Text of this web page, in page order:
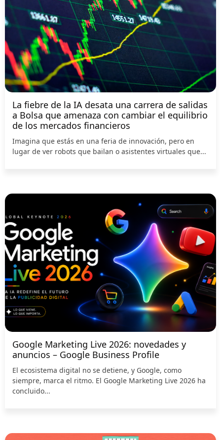
La fiebre de la IA desata una carrera de salidas
a Bolsa que amenaza con cambiar el equilibrio
de los mercados financieros
Imagina que estás en una feria de innovación, pero en
lugar de ver robots que bailan o asistentes virtuales que...
Google Marketing Live 2026: novedades y
anuncios – Google Business Profile
El ecosistema digital no se detiene, y Google, como
siempre, marca el ritmo. El Google Marketing Live 2026 ha
concluido...